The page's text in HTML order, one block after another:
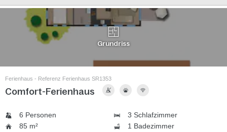
Grundriss
Ferienhaus - Referenz Ferienhaus SR1353
Comfort-Ferienhaus
6 Personen
3 Schlafzimmer
85 m²
1 Badezimmer